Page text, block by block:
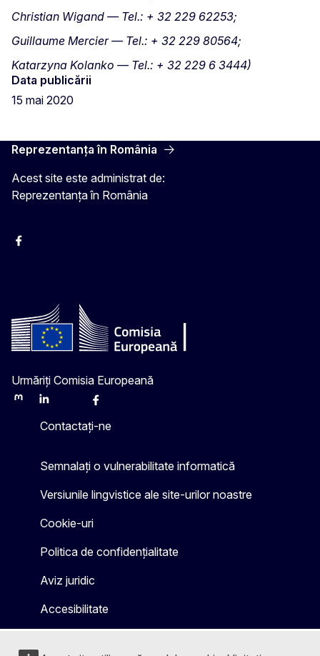
Christian Wigand — Tel.: + 32 229 62253;
Guillaume Mercier — Tel.: + 32 229 80564;
Katarzyna Kolanko — Tel.: + 32 229 6 3444)
Data publicării
15 mai 2020
Reprezentanța în România
Acest site este administrat de:
Reprezentanța în România
Facebook
Urmăriți Comisia Europeană
MastodonLinkedInBlueskyFacebook
Contactați-ne
Semnalați o vulnerabilitate informatică
Versiunile lingvistice ale site-urilor noastre
Cookie-uri
Politica de confidențialitate
Aviz juridic
Accesibilitate